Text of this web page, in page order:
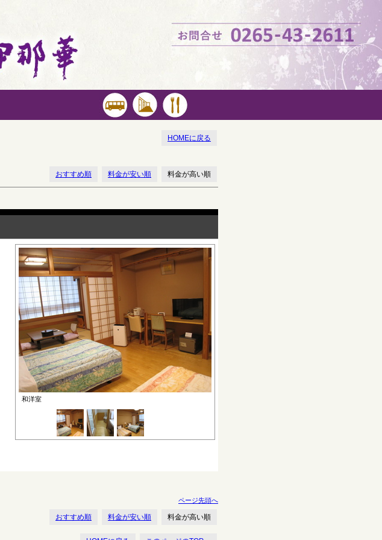
HOMEに戻る
料金が高い順
料金が安い順
おすすめ順
和洋室
ページ先頭へ
料金が高い順
料金が安い順
おすすめ順